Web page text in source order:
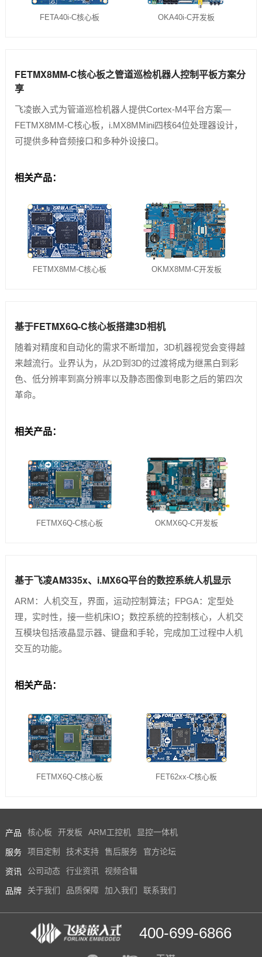
FETA40i-C核心板 OKA40i-C开发板
FETMX8MM-C核心板之管道巡检机器人控制平板方案分
享
飞凌嵌入式为管道巡检机器人提供Cortex-M4平台方案—
FETMX8MM-C核心板，i.MX8MMini四核64位处理器设计，
可提供多种音频接口和多种外设接口。
相关产品：
FETMX8MM-C核心板 OKMX8MM-C开发板
基于FETMX6Q-C核心板搭建3D相机
随着对精度和自动化的需求不断增加，3D机器视觉会变得越
来越流行。业界认为，从2D到3D的过渡将成为继黑白到彩
色、低分辨率到高分辨率以及静态图像到电影之后的第四次
革命。
相关产品：
FETMX6Q-C核心板 OKMX6Q-C开发板
基于飞凌AM335x、i.MX6Q平台的数控系统人机显示
ARM：人机交互，界面，运动控制算法；FPGA：定型处
理，实时性，接一些机床IO；数控系统的控制核心，人机交
互模块包括液晶显示器、键盘和手轮，完成加工过程中人机
交互的功能。
相关产品：
FETMX6Q-C核心板 FET62xx-C核心板
产品 核心板 开发板 ARM工控机 显控一体机
服务 项目定制 技术支持 售后服务 官方论坛
资讯 公司动态 行业资讯 视频合辑
品牌 关于我们 品质保障 加入我们 联系我们
400-699-6866